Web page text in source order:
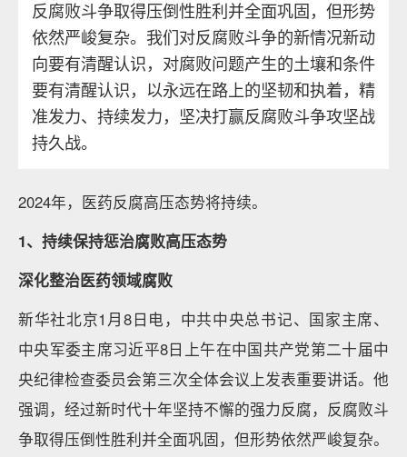
反腐败斗争取得压倒性胜利并全面巩固，但形势
依然严峻复杂。我们对反腐败斗争的新情况新动
向要有清醒认识，对腐败问题产生的土壤和条件
要有清醒认识，以永远在路上的坚韧和执着，精
准发力、持续发力，坚决打赢反腐败斗争攻坚战
持久战。
2024年，医药反腐高压态势将持续。
1、持续保持惩治腐败高压态势
深化整治医药领域腐败
新华社北京1月8日电，中共中央总书记、国家主席、
中央军委主席习近平8日上午在中国共产党第二十届中
央纪律检查委员会第三次全体会议上发表重要讲话。他
强调，经过新时代十年坚持不懈的强力反腐，反腐败斗
争取得压倒性胜利并全面巩固，但形势依然严峻复杂。